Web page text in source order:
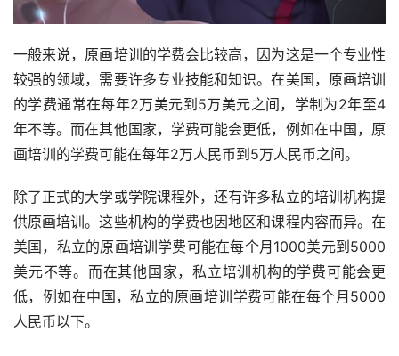
一般来说，原画培训的学费会比较高，因为这是一个专业性
较强的领域，需要许多专业技能和知识。在美国，原画培训
的学费通常在每年2万美元到5万美元之间，学制为2年至4
年不等。而在其他国家，学费可能会更低，例如在中国，原
画培训的学费可能在每年2万人民币到5万人民币之间。
除了正式的大学或学院课程外，还有许多私立的培训机构提
供原画培训。这些机构的学费也因地区和课程内容而异。在
美国，私立的原画培训学费可能在每个月1000美元到5000
美元不等。而在其他国家，私立培训机构的学费可能会更
低，例如在中国，私立的原画培训学费可能在每个月5000
人民币以下。